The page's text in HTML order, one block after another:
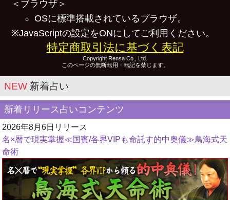
＜ブラウザ＞
OSに標準搭載されているブラウザ。
※JavaScriptの設定をONにしてご利用ください。
特定商取引法に基づく表記
Copyright Rensa Co., Ltd.
このページの無断転用・転記を禁じます。
NEW 新着占い
新着リリース占いコンテンツ
2026年8月6日リリース
名×暦で現実掌握≪国賓/各界VIPも命託す的中奥儀≫鳥海式天
命術